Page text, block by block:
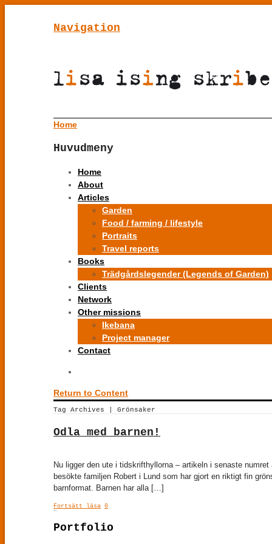
Navigation
Home
Huvudmeny
Home
About
Articles
Garden
Food / farming / lifestyle
Portraits
Travel reports
Books
Trädgårdslegender (Legends of Garden)
Clients
Network
Other missions
Ikebana
Project manager
Contact
Return to Content
Tag Archives | Grönsaker
Odla med barnen!
Nu ligger den ute i tidskrifthyllorna – artikeln i senaste
besökte familjen Robert i Lund som har gjort en riktigt fin
barnformat. Barnen har alla […]
Fortsätt läsa 0
Portfolio